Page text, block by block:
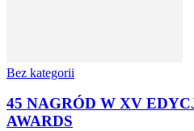
Bez kategorii
45 NAGRÓD W XV
AWARDS